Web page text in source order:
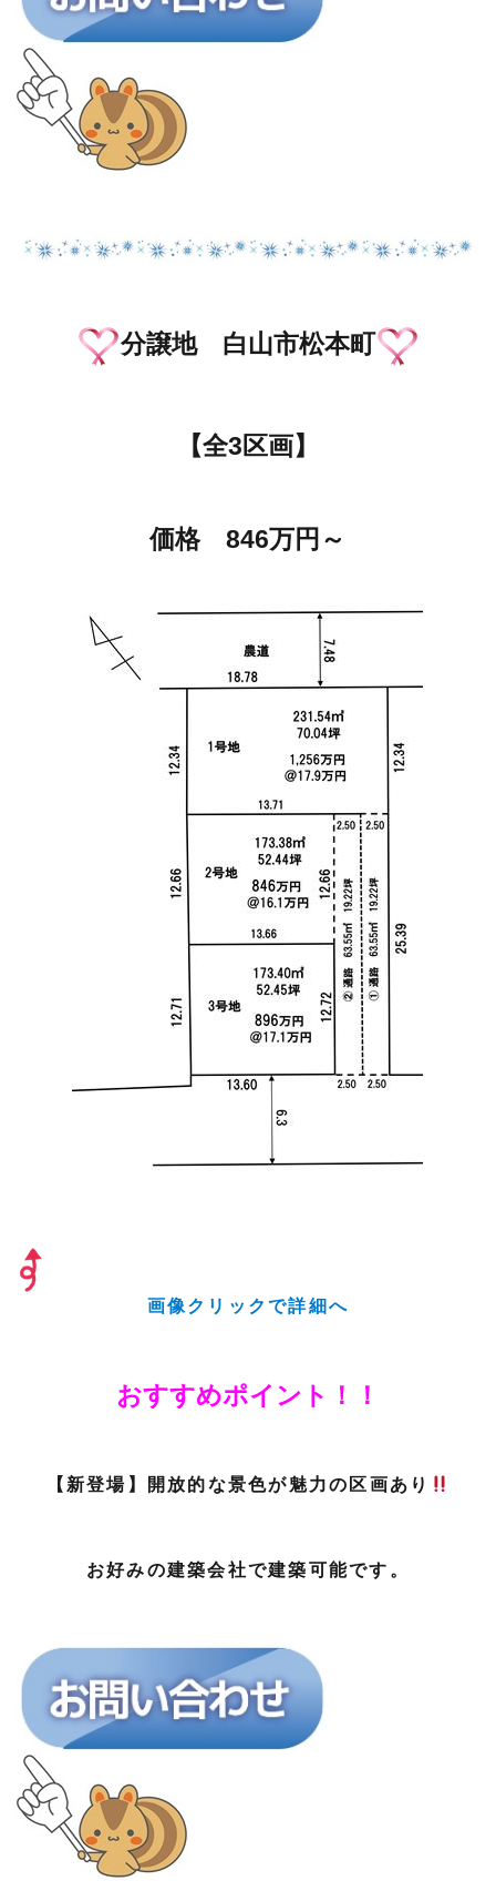
分譲地 白山市松本町
【全3区画】
価格 846万円～
画像クリックで詳細へ
おすすめポイント！！
【新登場】開放的な景色が魅力の区画あり
お好みの建築会社で建築可能です。